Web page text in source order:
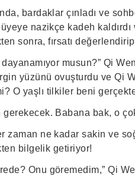
bardaklar çınladı ve
nazikçe kadeh
sonra, fırsatı
dayanamıyor musun?” Qi
yüzünü ovuşturdu ve Qi
O yaşlı tilkiler beni
gerekecek. Babana bak, o
zaman ne kadar sakin ve
bilgelik getiriyor!
Onu göremedim,” Qi